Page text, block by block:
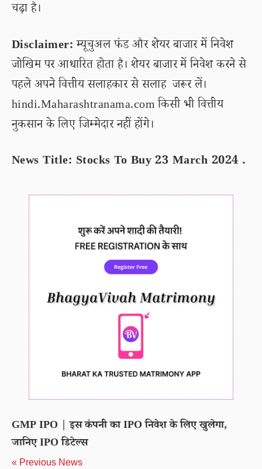
चढ़ा है।
Disclaimer:म्यूचुअल फंड और शेयर बाजार में निवेश
जोखिम पर आधारित होता है। शेयर बाजार में निवेश करने से
पहले अपने वित्तीय सलाहकार से सलाह जरूर लें।
hindi.Maharashtranama.com किसी भी वित्तीय
नुकसान के लिए जिम्मेदार नहीं होंगे।
News Title: Stocks To Buy 23 March 2024 .
GMP IPO | इस कंपनी का IPO निवेश के लिए खुलेगा,
जानिए IPO डिटेल्स
« Previous News